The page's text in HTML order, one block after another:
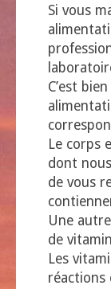
Si vous
C’est
Le corps
dont
de vous
Une
de
Les
réactions